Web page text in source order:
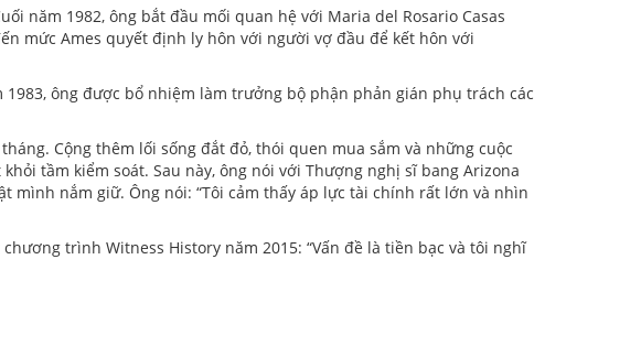
năm 1982, ông bắt đầu mối quan hệ với Maria del Rosario Casas
mức Ames quyết định ly hôn với người vợ đầu để kết hôn với
ông được bổ nhiệm làm trưởng bộ phận phản gián phụ trách các
Cộng thêm lối sống đắt đỏ, thói quen mua sắm và những cuộc
tầm kiểm soát. Sau này, ông nói với Thượng nghị sĩ bang Arizona
mình nắm giữ. Ông nói: “Tôi cảm thấy áp lực tài chính rất lớn và nhìn
trình Witness History năm 2015: “Vấn đề là tiền bạc và tôi nghĩ